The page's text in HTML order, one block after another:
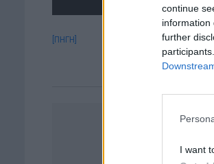
continue
information
further
I want
[ΠΗΓΗ]